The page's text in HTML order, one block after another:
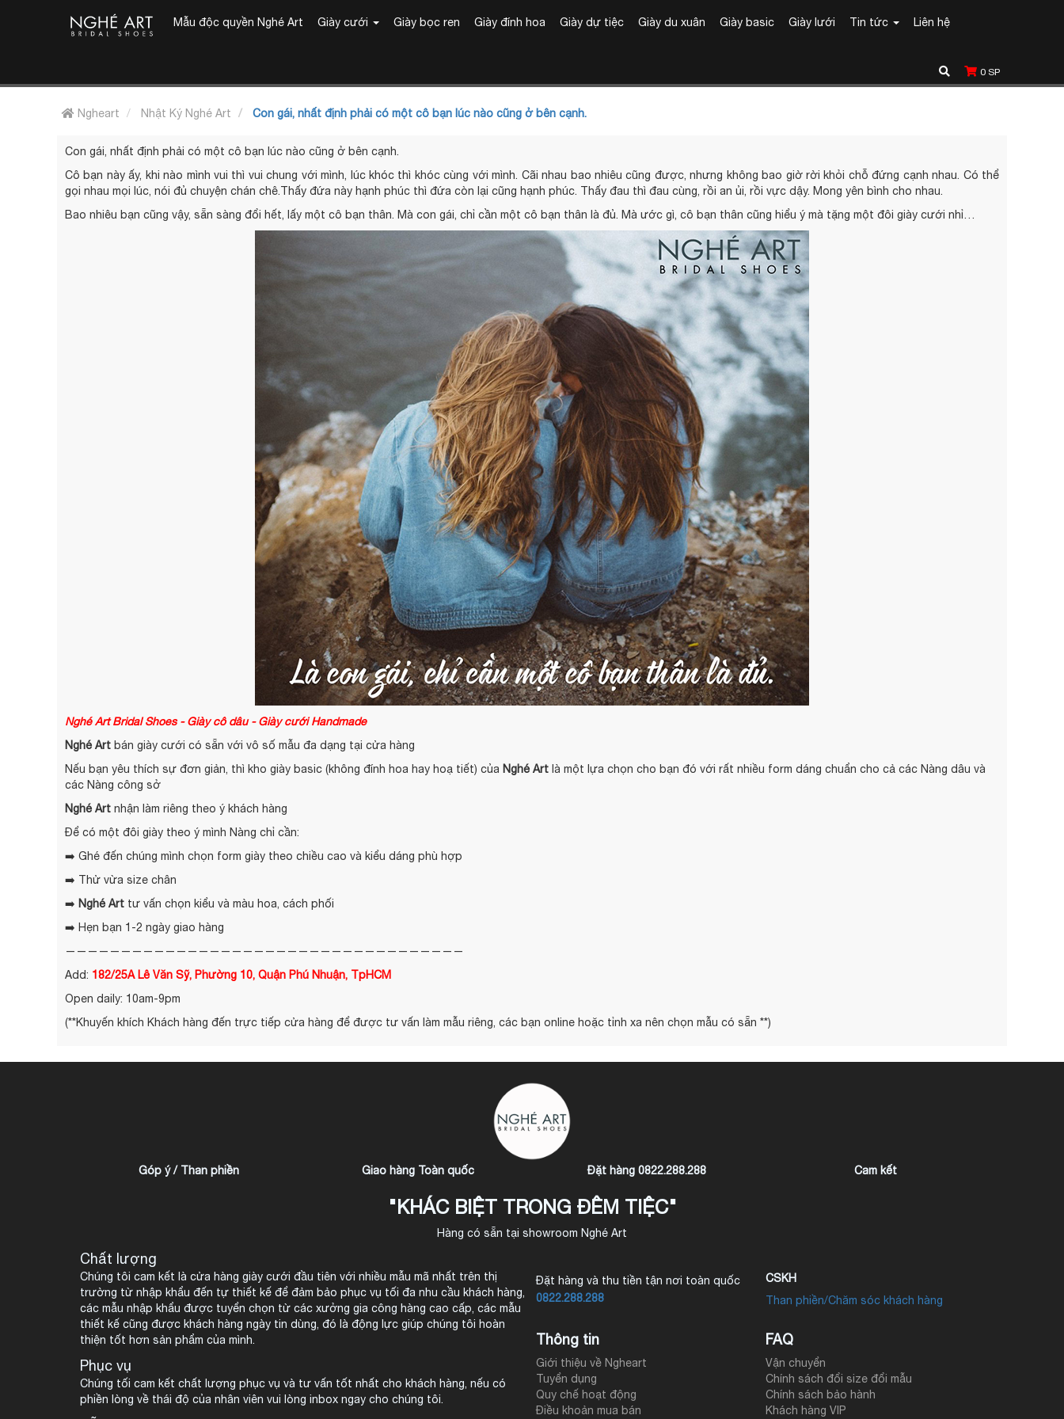
Mẫu độc quyền Nghé Art Giày cưới Giày bọc ren Giày đính hoa Giày dự tiệc Giày du xuân Giày basic Giày lưới Tin tức Liên hệ
0 SP
Ngheart Nhật Ký Nghé Art Con gái, nhất định phải có một cô bạn lúc nào cũng ở bên cạnh.
Con gái, nhất định phải có một cô bạn lúc nào cũng ở bên cạnh.
Cô bạn này ấy, khi nào mình vui thì vui chung với mình, lúc khóc thì khóc cùng với mình. Cãi nhau bao nhiêu cũng được, nhưng không bao giờ rời khỏi chỗ đứng cạnh nhau. Có thể
gọi nhau mọi lúc, nói đủ chuyện chán chê.Thấy đứa này hạnh phúc thì đứa còn lại cũng hạnh phúc. Thấy đau thì đau cùng, rồi an ủi, rồi vực dậy. Mong yên bình cho nhau.
Bao nhiêu bạn cũng vậy, sẵn sàng đổi hết, lấy một cô bạn thân. Mà con gái, chỉ cần một cô bạn thân là đủ. Mà ước gì, cô bạn thân cũng hiểu ý mà tặng một đôi giày cưới nhỉ…
Nghé Art Bridal Shoes - Giày cô dâu - Giày cưới Handmade
Nghé Art bán giày cưới có sẵn với vô số mẫu đa dạng tại cửa hàng
Nếu bạn yêu thích sự đơn giản, thì kho giày basic (không đính hoa hay hoạ tiết) của Nghé Art là một lựa chọn cho bạn đó với rất nhiều form dáng chuẩn cho cả các Nàng dâu và
các Nàng công sở
Nghé Art nhận làm riêng theo ý khách hàng
Để có một đôi giày theo ý mình Nàng chỉ cần:
➡️ Ghé đến chúng mình chọn form giày theo chiều cao và kiểu dáng phù hợp
➡️ Thử vừa size chân
➡️ Nghé Art tư vấn chọn kiểu và màu hoa, cách phối
➡️ Hẹn bạn 1-2 ngày giao hàng
————————————————————————————————————
Add: 182/25A Lê Văn Sỹ, Phường 10, Quận Phú Nhuận, TpHCM
Open daily: 10am-9pm
(**Khuyến khích Khách hàng đến trực tiếp cửa hàng để được tư vấn làm mẫu riêng, các bạn online hoặc tỉnh xa nên chọn mẫu có sẵn **)
Góp ý / Than phiền Giao hàng Toàn quốc Đặt hàng 0822.288.288 Cam kết
"KHÁC BIỆT TRONG ĐÊM TIỆC"
Hàng có sẵn tại showroom Nghé Art
Chất lượng
Chúng tôi cam kết là cửa hàng giày cưới đầu tiên với nhiều mẫu mã nhất trên thị
trường từ nhập khẩu đến tự thiết kế để đảm bảo phục vụ tối đa nhu cầu khách hàng,
các mẫu nhập khẩu được tuyển chọn từ các xưởng gia công hàng cao cấp, các mẫu
thiết kế cũng được khách hàng ngày tin dùng, đó là động lực giúp chúng tôi hoàn
thiện tốt hơn sản phẩm của mình.
Phục vụ
Chúng tối cam kết chất lượng phục vụ và tư vấn tốt nhất cho khách hàng, nếu có
phiền lòng về thái độ của nhân viên vui lòng inbox ngay cho chúng tôi.
Đặt hàng và thu tiền tận nơi toàn quốc
0822.288.288
Thông tin
Giới thiệu về Ngheart
Tuyển dụng
Quy chế hoạt động
Điều khoản mua bán
CSKH
Than phiền/Chăm sóc khách hàng
FAQ
Vận chuyển
Chính sách đổi size đổi mẫu
Chính sách bảo hành
Khách hàng VIP